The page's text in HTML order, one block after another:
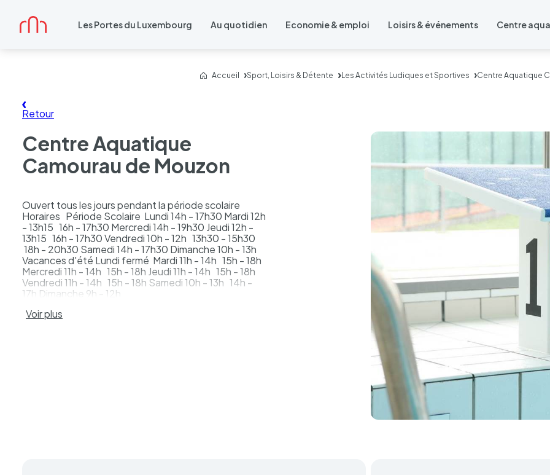
Accueil Les Portes du Luxembourg Au quotidien Economie & emploi Loisirs & événements Centre
Accueil Sport, Loisirs & Détente Les Activités Ludiques et Sportives Centre Aquatique
Retour
Centre Aquatique
Camourau de Mouzon
Ouvert tous les jours pendant la période scolaire
Horaires Période Scolaire Lundi 14h - 17h30 Mardi 12h
- 13h15 16h - 17h30 Mercredi 14h - 19h30 Jeudi 12h -
13h15 16h - 17h30 Vendredi 10h - 12h 13h30 - 15h30
18h - 20h30 Samedi 14h - 17h30 Dimanche 10h - 13h
Vacances d'été Lundi fermé Mardi 11h - 14h 15h - 18h
Mercredi 11h - 14h 15h - 18h Jeudi 11h - 14h 15h - 18h
Vendredi 11h - 14h 15h - 18h Samedi 10h - 13h 14h -
17h Dimanche 9h - 12h
Voir plus